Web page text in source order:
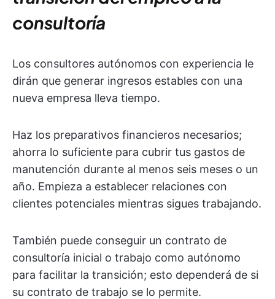
consultoría
Los consultores autónomos con experiencia le
dirán que generar ingresos estables con una
nueva empresa lleva tiempo.
Haz los preparativos financieros necesarios;
ahorra lo suficiente para cubrir tus gastos de
manutención durante al menos seis meses o un
año. Empieza a establecer relaciones con
clientes potenciales mientras sigues trabajando.
También puede conseguir un contrato de
consultoría inicial o trabajo como autónomo
para facilitar la transición; esto dependerá de si
su contrato de trabajo se lo permite.